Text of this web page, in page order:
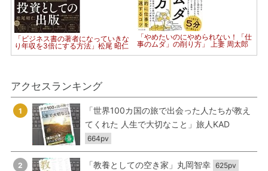
「ビジネス書の著者になっていきな
り年収を3倍にする方法」松尾 昭仁
「やめたいのにやめられない！「仕
事のムダ」の削り方」 上妻 周太郎
アクセスランキング
1
「世界100カ国の旅で出会った人たちが教え
てくれた 人生で大切なこと」旅人KAD
664pv
2 「教養としての空き家」丸岡智幸 625pv